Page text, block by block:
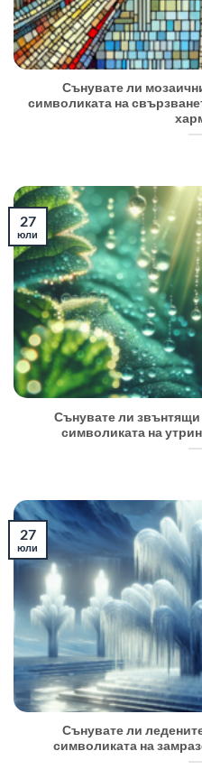
Сънувате ли
символиката на
Сънувате ли звънтящи
символиката на
27
юли
Сънувате ли
символиката на
27
юли